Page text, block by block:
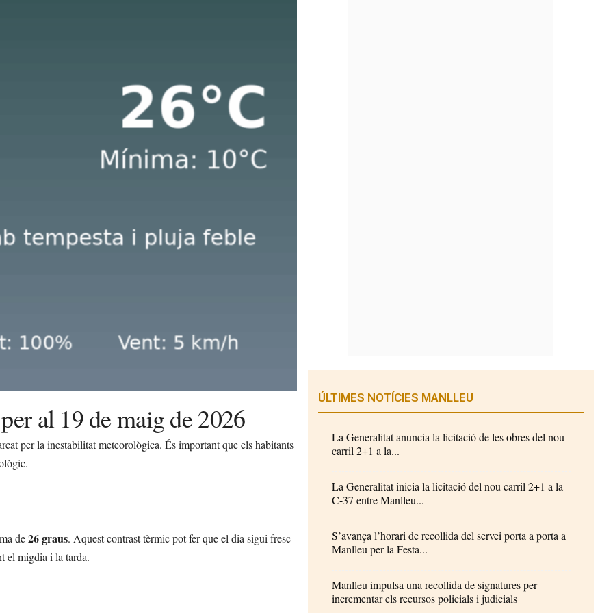
al 19 de maig de 2026
per la inestabilitat meteorològica. És important que els habitants
de26 graus. Aquest contrast tèrmic pot fer que el dia sigui fresc
el migdia i la tarda.
ÚLTIMES NOTÍCIES MANLLEU
La Generalitat anuncia la licitació de les obres del nou
carril 2+1 a la...
La Generalitat inicia la licitació del nou carril 2+1 a la
C-37 entre Manlleu...
S’avança l’horari de recollida del servei porta a porta a
Manlleu per la Festa...
Manlleu impulsa una recollida de signatures per
incrementar els recursos policials i judicials